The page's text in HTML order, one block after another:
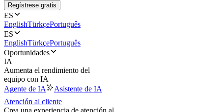
Regístrese gratis
ES
EnglishTürkçePortuguês
ES
EnglishTürkçePortuguês
Oportunidades
IA
Aumenta el rendimiento del
equipo con IA
Agente de IA
Asistente de IA
Atención al cliente
Crea una experiencia de atención al